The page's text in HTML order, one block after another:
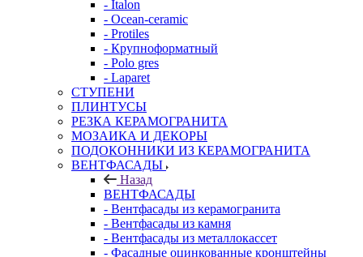
- Italon
- Ocean-ceramic
- Protiles
- Крупноформатный
- Polo gres
- Laparet
СТУПЕНИ
ПЛИНТУСЫ
РЕЗКА КЕРАМОГРАНИТА
МОЗАИКА И ДЕКОРЫ
ПОДОКОННИКИ ИЗ КЕРАМОГРАНИТА
ВЕНТФАСАДЫ
Назад
ВЕНТФАСАДЫ
- Вентфасады из керамогранита
- Вентфасады из камня
- Вентфасады из металлокассет
- Фасадные оцинкованные кронштейны